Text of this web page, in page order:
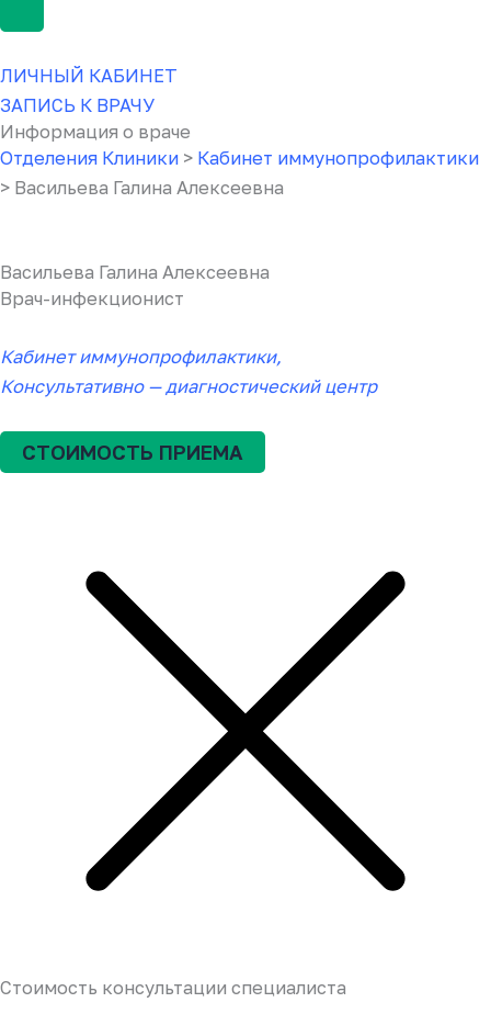
ЛИЧНЫЙ КАБИНЕТ
ЗАПИСЬ К ВРАЧУ
Информация о враче
Отделения Клиники > Кабинет иммунопрофилактики
> Васильева Галина Алексеевна
Васильева Галина Алексеевна
Врач-инфекционист
Кабинет иммунопрофилактики,
Консультативно — диагностический центр
СТОИМОСТЬ ПРИЕМА
Стоимость консультации специалиста